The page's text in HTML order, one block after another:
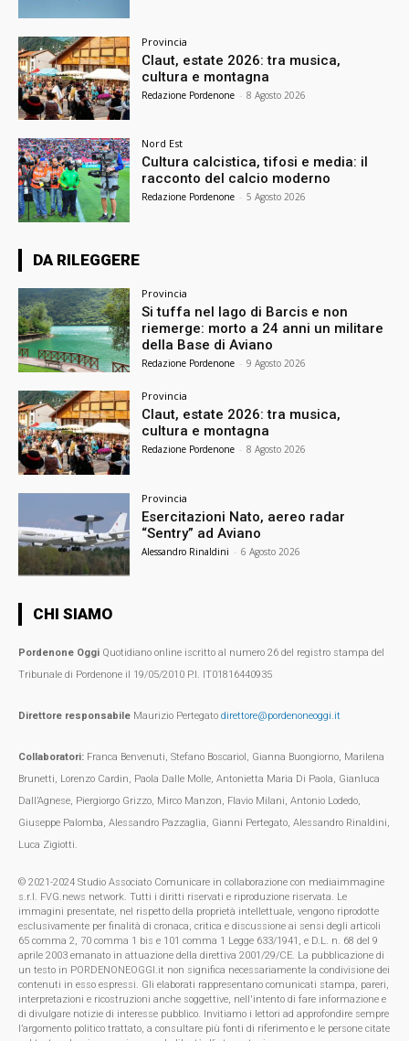
Provincia
Claut, estate 2026: tra musica,
cultura e montagna
Redazione Pordenone - 8 Agosto 2026
Nord Est
Cultura calcistica, tifosi e media: il
racconto del calcio moderno
Redazione Pordenone - 5 Agosto 2026
DA RILEGGERE
Provincia
Si tuffa nel lago di Barcis e non
riemerge: morto a 24 anni un militare
della Base di Aviano
Redazione Pordenone - 9 Agosto 2026
Provincia
Claut, estate 2026: tra musica,
cultura e montagna
Redazione Pordenone - 8 Agosto 2026
Provincia
Esercitazioni Nato, aereo radar
“Sentry” ad Aviano
Alessandro Rinaldini - 6 Agosto 2026
CHI SIAMO
Pordenone Oggi Quotidiano online iscritto al numero 26 del registro stampa del
Tribunale di Pordenone il 19/05/2010 P.I. IT01816440935
Direttore responsabile Maurizio Pertegato direttore@pordenoneoggi.it
Collaboratori: Franca Benvenuti, Stefano Boscariol, Gianna Buongiorno, Marilena
Brunetti, Lorenzo Cardin, Paola Dalle Molle, Antonietta Maria Di Paola, Gianluca
Dall’Agnese, Piergiorgo Grizzo, Mirco Manzon, Flavio Milani, Antonio Lodedo,
Giuseppe Palomba, Alessandro Pazzaglia, Gianni Pertegato, Alessandro Rinaldini,
Luca Zigiotti.
© 2021-2024 Studio Associato Comunicare in collaborazione con mediaimmagine
s.r.l. FVG.news network. Tutti i diritti riservati e riproduzione riservata. Le
immagini presentate, nel rispetto della proprietà intellettuale, vengono riprodotte
esclusivamente per finalità di cronaca, critica e discussione ai sensi degli articoli
65 comma 2, 70 comma 1 bis e 101 comma 1 Legge 633/1941, e D.L. n. 68 del 9
aprile 2003 emanato in attuazione della direttiva 2001/29/CE. La pubblicazione di
un testo in PORDENONEOGGI.it non significa necessariamente la condivisione dei
contenuti in esso espressi. Gli elaborati rappresentano comunicati stampa, pareri,
interpretazioni e ricostruzioni anche soggettive, nell'intento di fare informazione e
di divulgare notizie di interesse pubblico. Invitiamo i lettori ad approfondire sempre
l’argomento politico trattato, a consultare più fonti di riferimento e le persone citate